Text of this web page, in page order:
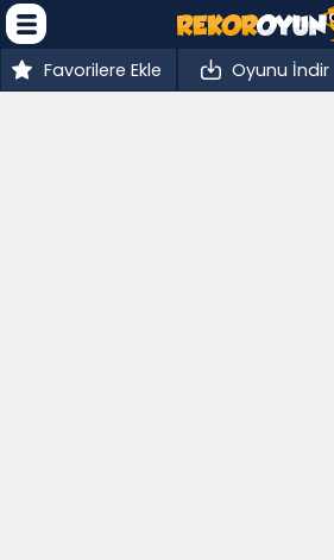
Favorilere Ekle Oyunu İndir